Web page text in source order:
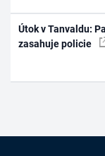
Útok v Tanvaldu:
zasahuje policie